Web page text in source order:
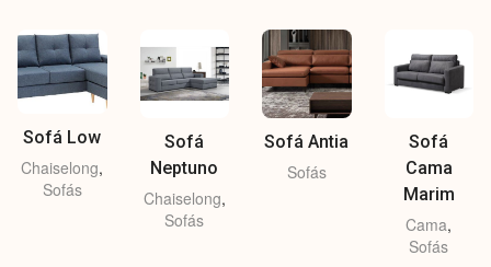
Sofá Low
Chaiselong,
Sofás
Sofá
Neptuno
Chaiselong,
Sofás
Sofá Antia
Sofás
Sofá
Cama
Marim
Cama,
Sofás